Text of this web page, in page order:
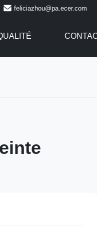
feliciazhou@pa.ecer.com